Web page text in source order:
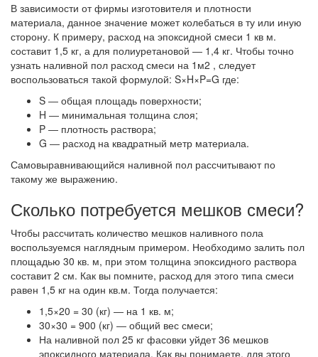
В зависимости от фирмы изготовителя и плотности
материала, данное значение может колебаться в ту или иную
сторону. К примеру, расход на эпоксидной смеси 1 кв м.
составит 1,5 кг, а для полиуретановой ― 1,4 кг. Чтобы точно
узнать наливной пол расход смеси на 1м2 , следует
воспользоваться такой формулой: S×H×P=G где:
S ― общая площадь поверхности;
H ― минимальная толщина слоя;
P ― плотность раствора;
G ― расход на квадратный метр материала.
Самовыравнивающийся наливной пол рассчитывают по
такому же выражению.
Сколько потребуется мешков смеси?
Чтобы рассчитать количество мешков наливного пола
воспользуемся наглядным примером. Необходимо залить пол
площадью 30 кв. м, при этом толщина эпоксидного раствора
составит 2 см. Как вы помните, расход для этого типа смеси
равен 1,5 кг на один кв.м. Тогда получается:
1,5×20 = 30 (кг) ― на 1 кв. м;
30×30 = 900 (кг) ― общий вес смеси;
На наливной пол 25 кг фасовки уйдет 36 мешков
эпоксидного материала. Как вы понимаете, для этого